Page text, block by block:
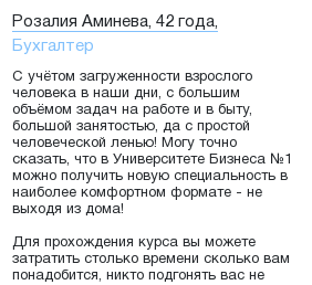
Розалия Аминева, 42 года,
Бухгалтер
С учётом загруженности взрослого
человека в наши дни, с большим
объёмом задач на работе и в быту,
большой занятостью, да с простой
человеческой ленью! Могу точно
сказать, что в Университете Бизнеса №1
можно получить новую специальность в
наиболее комфортном формате - не
выходя из дома!
Для прохождения курса вы можете
затратить столько времени сколько вам
понадобится, никто подгонять вас не